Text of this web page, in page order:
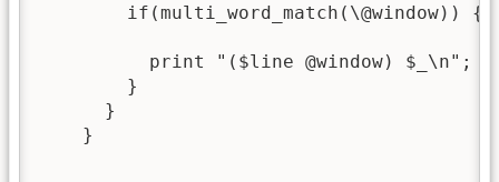
        if(multi_word_match(\@window)) {
          print "($line @window) $_\n";
        }
      }
    }